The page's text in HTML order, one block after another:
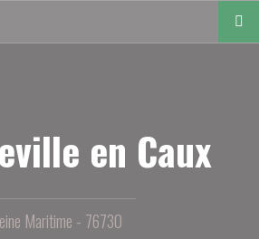
en Caux
Maritime - 76730